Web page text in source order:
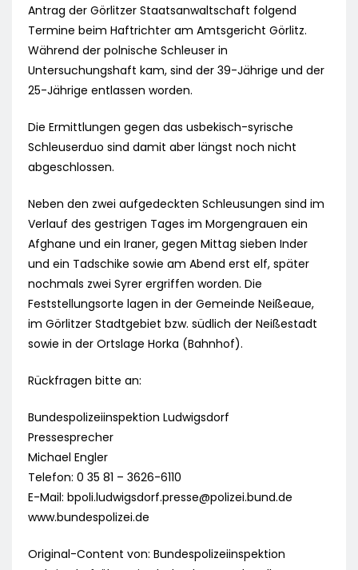
Antrag der Görlitzer Staatsanwaltschaft folgend
Termine beim Haftrichter am Amtsgericht Görlitz.
Während der polnische Schleuser in
Untersuchungshaft kam, sind der 39-Jährige und der
25-Jährige entlassen worden.
Die Ermittlungen gegen das usbekisch-syrische
Schleuserduo sind damit aber längst noch nicht
abgeschlossen.
Neben den zwei aufgedeckten Schleusungen sind im
Verlauf des gestrigen Tages im Morgengrauen ein
Afghane und ein Iraner, gegen Mittag sieben Inder
und ein Tadschike sowie am Abend erst elf, später
nochmals zwei Syrer ergriffen worden. Die
Feststellungsorte lagen in der Gemeinde Neißeaue,
im Görlitzer Stadtgebiet bzw. südlich der Neißestadt
sowie in der Ortslage Horka (Bahnhof).
Rückfragen bitte an:
Bundespolizeiinspektion Ludwigsdorf
Pressesprecher
Michael Engler
Telefon: 0 35 81 – 3626-6110
E-Mail: bpoli.ludwigsdorf.presse@polizei.bund.de
www.bundespolizei.de
Original-Content von: Bundespolizeiinspektion